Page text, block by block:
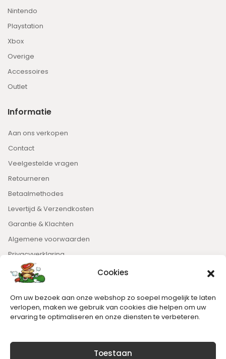
Cookies
Om uw bezoek aan onze webshop zo soepel mogelijk te laten
verlopen, maken we gebruik van cookies die helpen om uw
ervaring te optimaliseren en onze diensten te verbeteren.
Toestaan
Nintendo
Playstation
Xbox
Overige
Accessoires
Outlet
Informatie
Aan ons verkopen
Contact
Veelgestelde vragen
Retourneren
Betaalmethodes
Levertijd & Verzendkosten
Garantie & Klachten
Algemene voorwaarden
Privacyverklaring
Nieuwsbrief
Blijft op de hoogte van het laatste nieuws.